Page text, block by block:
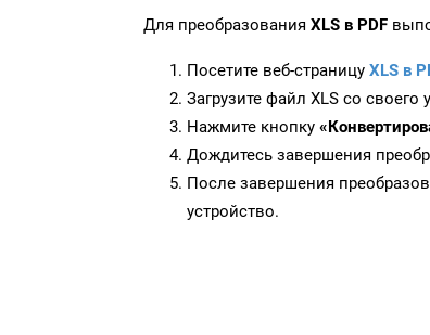
Для преобразования XLS в PDF
Посетите веб-страницу XLS в
Загрузите файл XLS со своего
Нажмите кнопку
Дождитесь завершения
После завершения
устройство.